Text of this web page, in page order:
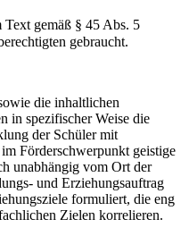
gemäß § 45 Abs. 5
gebraucht.
die inhaltlichen
in spezifischer Weise die
der Schüler mit
Förderschwerpunkt geistige
unabhängig vom Ort der
und Erziehungsauftrag
formuliert, die eng
Zielen korrelieren.